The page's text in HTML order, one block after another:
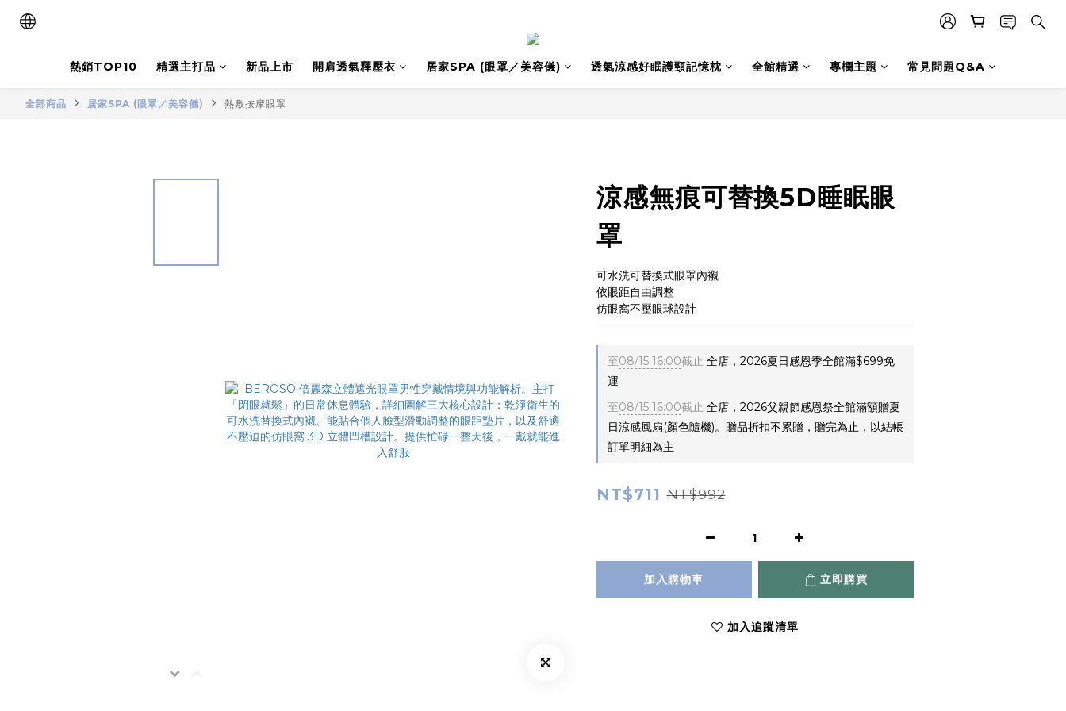
熱銷TOP10 精選主打品 新品上市 開肩透氣釋壓衣 居家SPA (眼罩／美容儀) 透氣涼感好眠護頸記憶枕 全館精選 專欄主題 常見問題Q&A
全部商品 居家SPA (眼罩／美容儀) 熱敷按摩眼罩
涼感無痕可替換5D睡眠眼
罩
可水洗可替換式眼罩內襯
依眼距自由調整
仿眼窩不壓眼球設計
至08/15 16:00截止 全店，2026夏日感恩季全館滿$699免
運
至08/15 16:00截止 全店，2026父親節感恩祭全館滿額贈夏
日涼感風扇(顏色隨機)。贈品折扣不累贈，贈完為止，以結帳
訂單明細為主
NT$711 NT$992
加入購物車 立即購買
加入追蹤清單